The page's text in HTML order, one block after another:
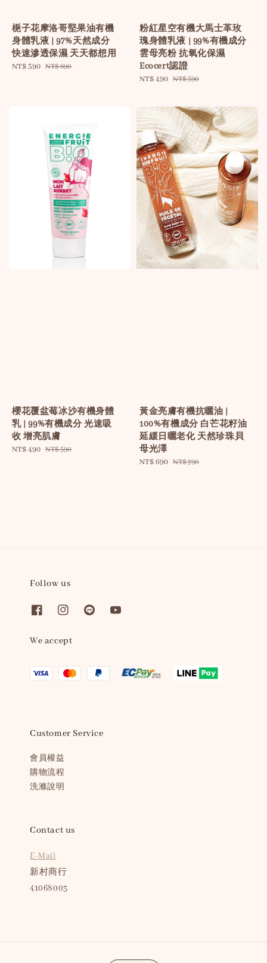
梔子花摩洛哥堅果油有機
身體乳液 | 97%天然成分
快速滲透保濕 天天都想用
Sale
NT$ 590 Regular
NT$ 690
粉紅星空有機大馬士革玫
瑰身體乳液 | 99%有機成分
雲母亮粉 抗氧化保濕
Ecocert認證
Sale
NT$ 490 Regular
NT$ 590
櫻花覆盆莓冰沙有機身體
乳 | 99%有機成分 光速吸
收 增亮肌膚
Sale
NT$ 490 Regular
NT$ 590
黃金亮膚有機抗曬油 |
100%有機成分 白芒花籽油
延緩日曬老化 天然珍珠貝
母光澤
Sale
NT$ 690 Regular
NT$ 790
Follow us
We accept
Customer Service
會員權益
購物流程
洗滌說明
Contact us
E-Mail
新村商行
41068003